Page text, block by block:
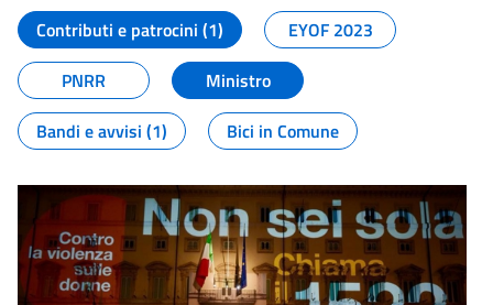
Contributi e patrocini (1)
EYOF 2023
PNRR
Ministro
Bandi e avvisi (1)
Bici in Comune